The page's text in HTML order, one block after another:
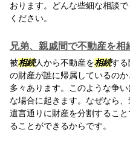
おります。どんな些細な相談
ください。
兄弟、親戚間で不動産を相
被相続人から不動産を相続する
の財産が誰に帰属しているの
多々あります。このような争
な場合に起きます。なぜなら
遺言通りに財産を分割するこ
ることができるからです。